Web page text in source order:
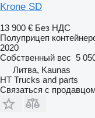
Krone SD
13 900 € Без НДС
Полуприцеп
2020
Собственный вес 5
Литва, Kaunas
HT Trucks and parts
Связаться с